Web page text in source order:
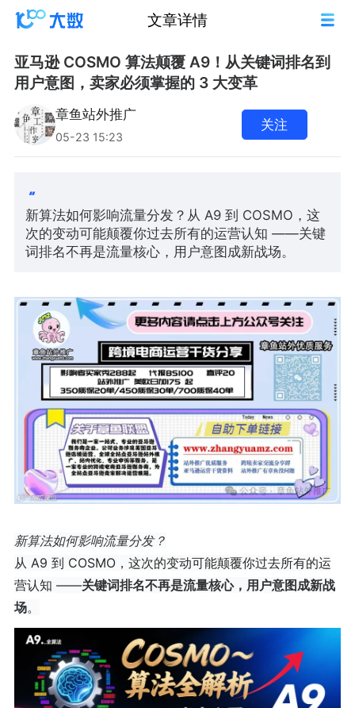
文章详情
亚马逊 COSMO 算法颠覆 A9！从关键词排名到
用户意图，卖家必须掌握的 3 大变革
章鱼站外推广
05-23 15:23
关注
新算法如何影响流量分发？从 A9 到 COSMO，这
次的变动可能颠覆你过去所有的运营认知 ——关键
词排名不再是流量核心，用户意图成新战场。
新算法如何影响流量分发？
从 A9 到 COSMO，这次的变动可能颠覆你过去所有的运
营认知 ——关键词排名不再是流量核心，用户意图成新战
场。